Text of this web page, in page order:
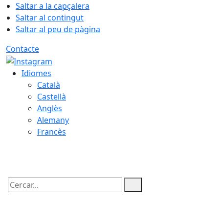
Saltar a la capçalera
Saltar al contingut
Saltar al peu de pàgina
Contacte
Idiomes
Català
Castellà
Anglès
Alemany
Francès
Cercar: